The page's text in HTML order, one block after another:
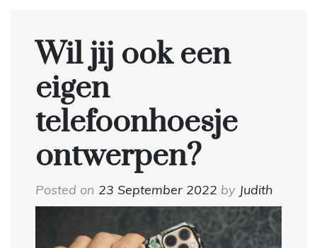
Wil jij ook een
eigen
telefoonhoesje
ontwerpen?
Posted on 23 September 2022 by Judith